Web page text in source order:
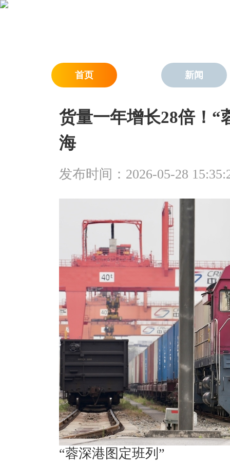
首页 新闻
货量一年增长28倍！“
海
发布时间：2026-05-28
“蓉深港图定班列”